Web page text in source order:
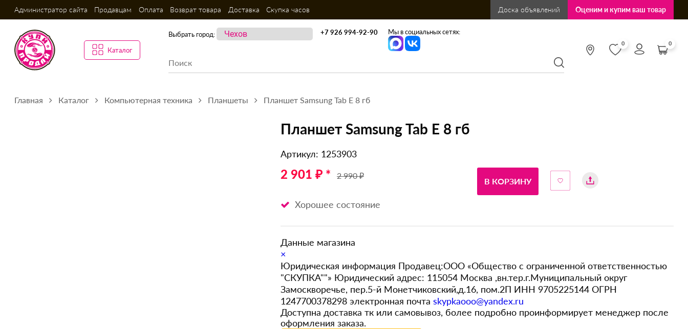
Администратор сайта Продавцам Оплата Возврат товара Доставка Скупка часов Доска объявлений Оценим и купим ваш товар
Каталог
Выбрать город: +7 926 994-92-90 Мы в социальных сетях:
0 0
Главная Каталог Компьютерная техника Планшеты Планшет Samsung Tab E 8 гб
Планшет Samsung Tab E 8 гб
Артикул: 1253903
2 901 ₽ * 2 990 ₽
Хорошее состояние
В КОРЗИНУ
Данные магазина
×
Юридическая информация Продавец:ООО «Общество с ограниченной ответственностью
"СКУПКА""» Юридический адрес: 115054 Москва ,вн.тер.г.Муниципальный округ
Замоскворечье, пер.5-й Монетчиковский,д.16, пом.2П ИНН 9705225144 ОГРН
1247700378298 электронная почта skypkaooo@yandex.ru
Доступна доставка тк или самовывоз, более подробно проинформирует менеджер после
оформления заказа.